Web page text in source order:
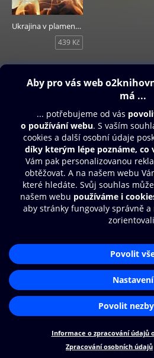
Ukrajina v plamenech
439 Kč
Obsah ke stažení
Další zábava
© O2 Czech Republic a.s.
Nákupní řád
Přístupnost
Cookies
Nastavení cookies
Čti a
audioknihy